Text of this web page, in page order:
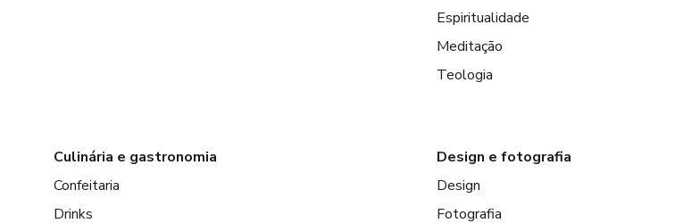
Espiritualidade
Meditação
Teologia
Culinária e gastronomia
Confeitaria
Drinks
Design e fotografia
Design
Fotografia